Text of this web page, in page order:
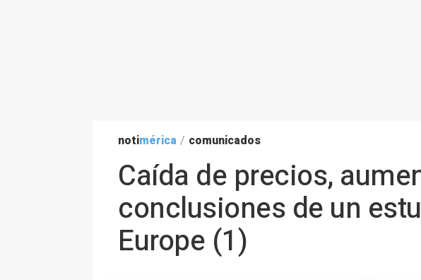
notimérica / comunicados
Caída de precios,
conclusiones de un
Europe (1)